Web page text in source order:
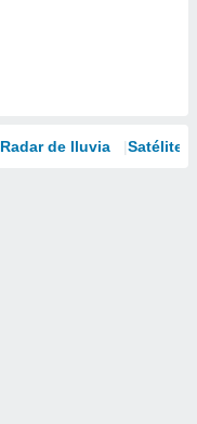
Radar de lluvia Satélites